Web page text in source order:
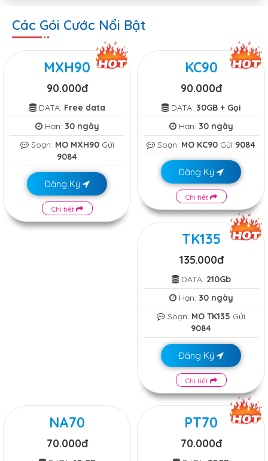
Các Gói Cước Nổi Bật
MXH90
90.000đ
DATA: Free data
Hạn: 30 ngày
Soạn: MO MXH90Gửi
9084
Đăng Ký
Chi tiết
KC90
90.000đ
DATA: 30GB + Gọi
Hạn: 30 ngày
Soạn: MO KC90 Gửi 9084
Đăng Ký
Chi tiết
TK135
135.000đ
DATA: 210Gb
Hạn: 30 ngày
Soạn: MO TK135 Gửi
9084
Đăng Ký
Chi tiết
NA70
70.000đ
PT70
70.000đ